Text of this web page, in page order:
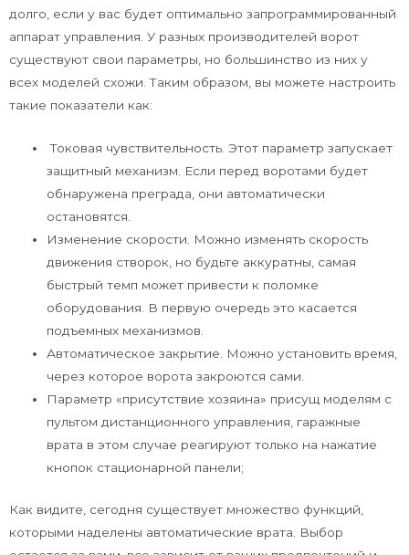
долго, если у вас будет оптимально запрограммированный
аппарат управления. У разных производителей ворот
существуют свои параметры, но большинство из них у
всех моделей схожи. Таким образом, вы можете настроить
такие показатели как:
Токовая чувствительность. Этот параметр запускает
защитный механизм. Если перед воротами будет
обнаружена преграда, они автоматически
остановятся.
Изменение скорости. Можно изменять скорость
движения створок, но будьте аккуратны, самая
быстрый темп может привести к поломке
оборудования. В первую очередь это касается
подъемных механизмов.
Автоматическое закрытие. Можно установить время,
через которое ворота закроются сами.
Параметр «присутствие хозяина» присущ моделям с
пультом дистанционного управления, гаражные
врата в этом случае реагируют только на нажатие
кнопок стационарной панели;
Как видите, сегодня существует множество функций,
которыми наделены автоматические врата. Выбор